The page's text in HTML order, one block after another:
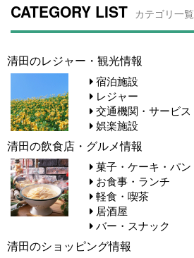
CATEGORY LIST カテゴリ一覧
清田のレジャー・観光情報
宿泊施設
レジャー
交通機関・サービス
娯楽施設
清田の飲食店・グルメ情報
菓子・ケーキ・パン
お食事・ランチ
軽食・喫茶
居酒屋
バー・スナック
清田のショッピング情報